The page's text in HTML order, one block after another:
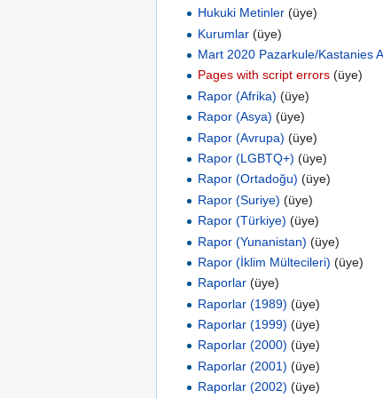
Hukuki Metinler ‏‎ (üye)
Kurumlar ‏‎ (üye)
Mart 2020 Pazarkule/Kastanies
Pages with script errors ‏‎ (üye)
Rapor (Afrika) ‏‎ (üye)
Rapor (Asya) ‏‎ (üye)
Rapor (Avrupa) ‏‎ (üye)
Rapor (LGBTQ+) ‏‎ (üye)
Rapor (Ortadoğu) ‏‎ (üye)
Rapor (Suriye) ‏‎ (üye)
Rapor (Türkiye) ‏‎ (üye)
Rapor (Yunanistan) ‏‎ (üye)
Rapor (İklim Mültecileri) ‏‎ (üye)
Raporlar ‏‎ (üye)
Raporlar (1989) ‏‎ (üye)
Raporlar (1999) ‏‎ (üye)
Raporlar (2000) ‏‎ (üye)
Raporlar (2001) ‏‎ (üye)
Raporlar (2002) ‏‎ (üye)